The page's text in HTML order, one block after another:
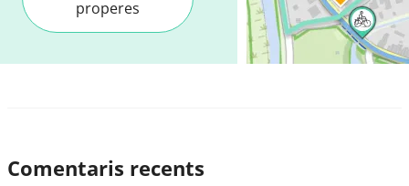
properes
Comentaris recents